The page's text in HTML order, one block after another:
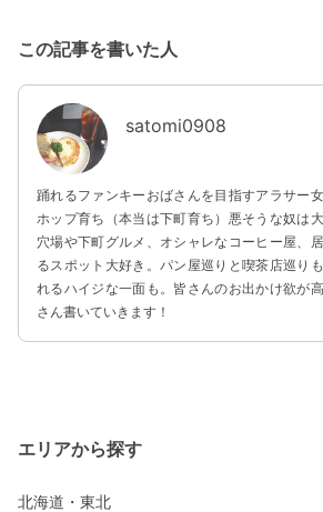
この記事を書いた人
satomi0908
踊れるファンキーおばさんを目指すアラサー
ホップ育ち（本当は下町育ち）悪そうな奴は
穴場や下町グルメ、オシャレなコーヒー屋、
るスポット大好き。パン屋巡りと喫茶店巡り
れるハイジな一面も。皆さんのお出かけ欲が
さん書いていきます！
エリアから探す
北海道・東北